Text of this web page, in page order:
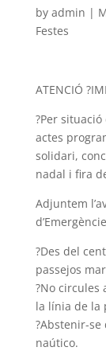
by admin |
Festes
ATENCIÓ
?Per
actes
solidari,
nadal i fira
Adjuntem
?Des del
passejos
?No circules
la línia de la
?Abstenir-se
naútico.